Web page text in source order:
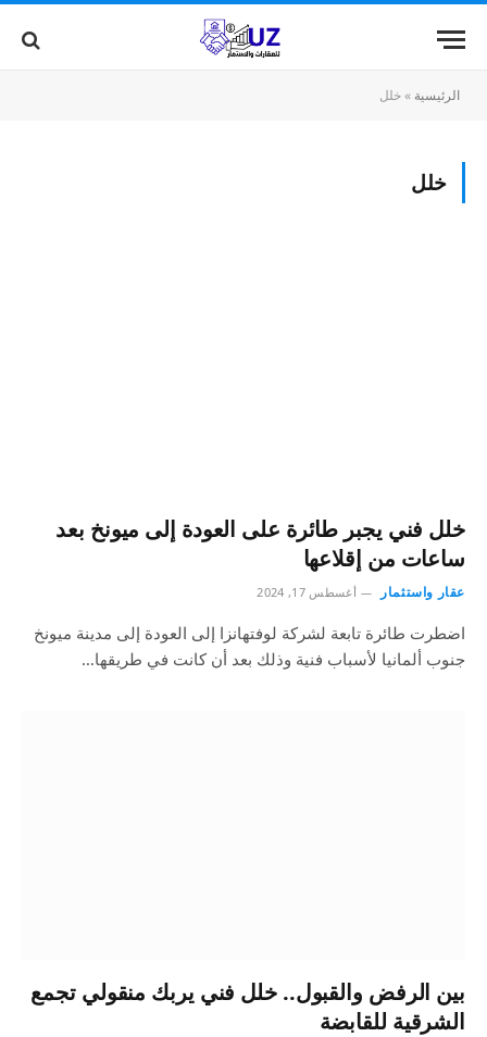
الرئيسية »خلل
خلل
خلل فني يجبر طائرة على العودة إلى ميونخ بعد
ساعات من إقلاعها
عقار واستثمار أغسطس 17, 2024
اضطرت طائرة تابعة لشركة لوفتهانزا إلى العودة إلى مدينة ميونخ
جنوب ألمانيا لأسباب فنية وذلك بعد أن كانت في طريقها…
بين الرفض والقبول.. خلل فني يربك منقولي تجمع
الشرقية للقابضة